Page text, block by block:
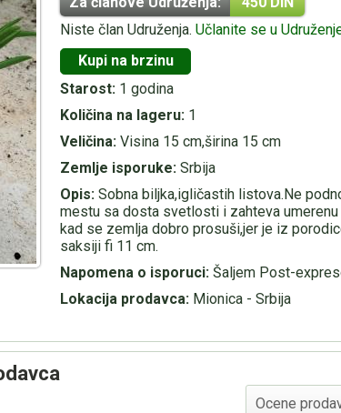
Niste član Udruženja. Učlanite se u
Kupi na brzinu
Starost: 1 godina
Količina na lageru: 1
Veličina: Visina 15 cm,širina 15 cm
Zemlje isporuke: Srbija
Opis: Sobna biljka,igličastih listova.Ne
mestu sa dosta svetlosti i zahteva
kad se zemlja dobro prosuši,jer je iz
saksiji fi 11 cm.
Napomena o isporuci: Šaljem Post-
Lokacija prodavca: Mionica - Srbija
Ocene